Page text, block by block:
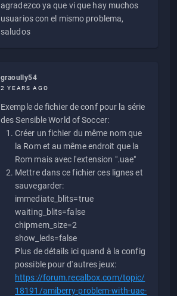
agradezco ya que vi que hay muchos
usuarios con el mismo problema,
saludos
graoully54
2 YEARS AGO
Exemple de fichier de conf pour la série
des Sensible World of Soccer:
Créer un fichier du même nom que
la Rom et au même endroit que la
Rom mais avec l'extension ".uae"
Mettre dans ce fichier ces lignes et
sauvegarder:
immediate_blits=true
waiting_blits=false
chipmem_size=2
show_leds=false
Plus de détails ici quand à la config
possible pour d'autres jeux:
https://forum.recalbox.com/topic/
18191/amiberry-problem-with-uae-